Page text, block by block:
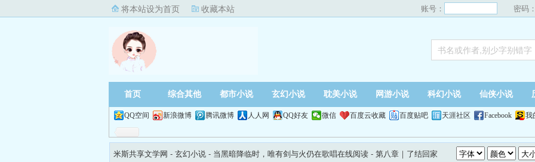
将本站设为首页 收藏本站 账号： 密码
首页 综合其他 都市小说 玄幻小说 耽美小说 网游小说 科幻小说 仙侠小说
QQ空间 新浪微博 腾讯微博 人人网 QQ好友 微信 百度云收藏 百度贴吧 天涯社区 Facebook 我
米斯共享文学网 - 玄幻小说 - 当黑暗降临时，唯有剑与火仍在歌唱在线阅读 - 第八章｜了结回家